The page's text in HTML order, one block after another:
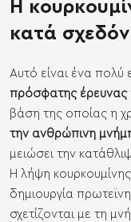
Η
κατά
Αυτό είναι ένα πολύ
πρόσφατης έρευνας
βάση της οποίας η
την ανθρώπινη
μειώσει την
Η λήψη
δημιουργία
σχετίζονται με τη